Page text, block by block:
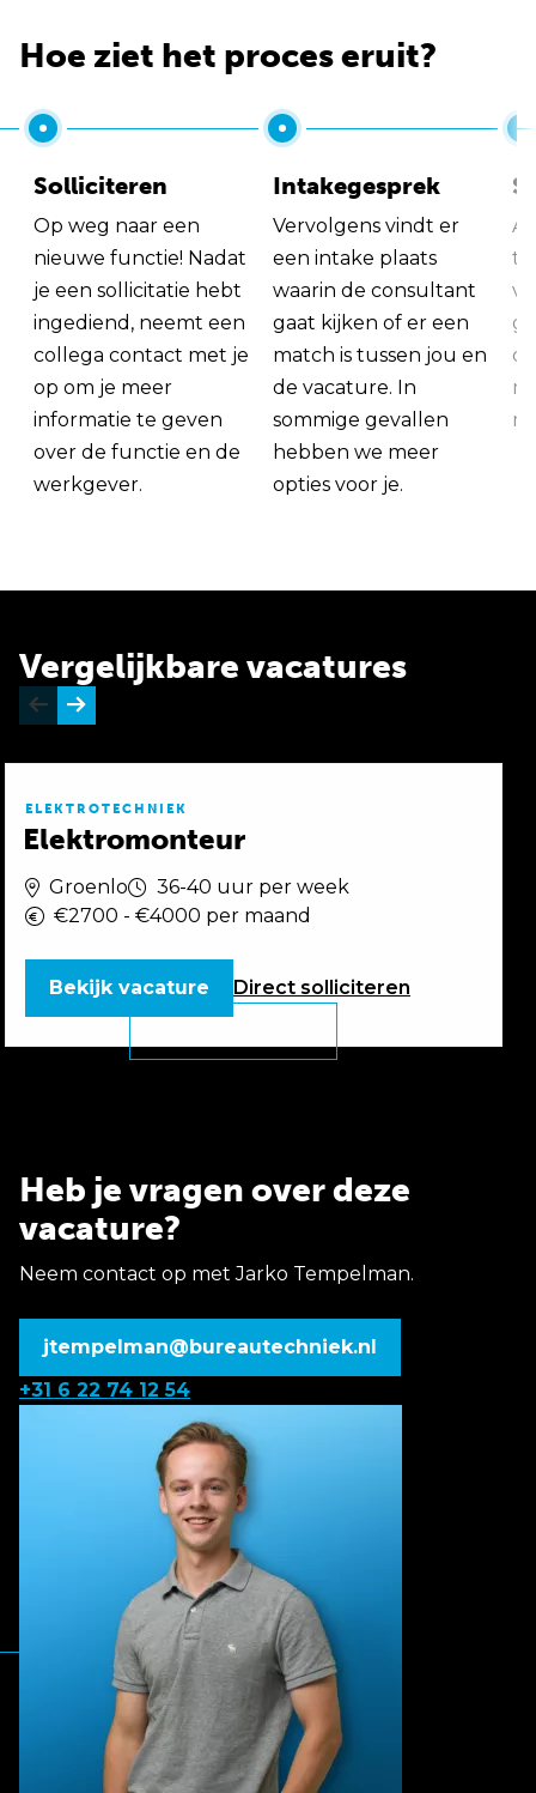
Hoe ziet het proces eruit?
Solliciteren
Op weg naar een
nieuwe functie! Nadat
je een sollicitatie hebt
ingediend, neemt een
collega contact met je
op om je meer
informatie te geven
over de functie en de
werkgever.
Intakegesprek
Vervolgens vindt er
een intake plaats
waarin de consultant
gaat kijken of er een
match is tussen jou en
de vacature. In
sommige gevallen
hebben we meer
opties voor je.
Vergelijkbare vacatures
ELEKTROTECHNIEK
Elektromonteur
Groenlo
36-40 uur per week
€2700 - €4000 per maand
Direct solliciteren
Bekijk vacature
Heb je vragen over deze
vacature?
Neem contact op met Jarko Tempelman.
jtempelman@bureautechniek.nl
+31 6 22 74 12 54